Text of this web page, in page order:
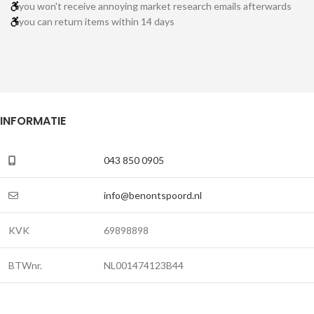
you won't receive annoying market research emails afterwards
you can return items within 14 days
INFORMATIE
043 850 0905
info@benontspoord.nl
KVK 69898898
BTWnr. NL001474123B44